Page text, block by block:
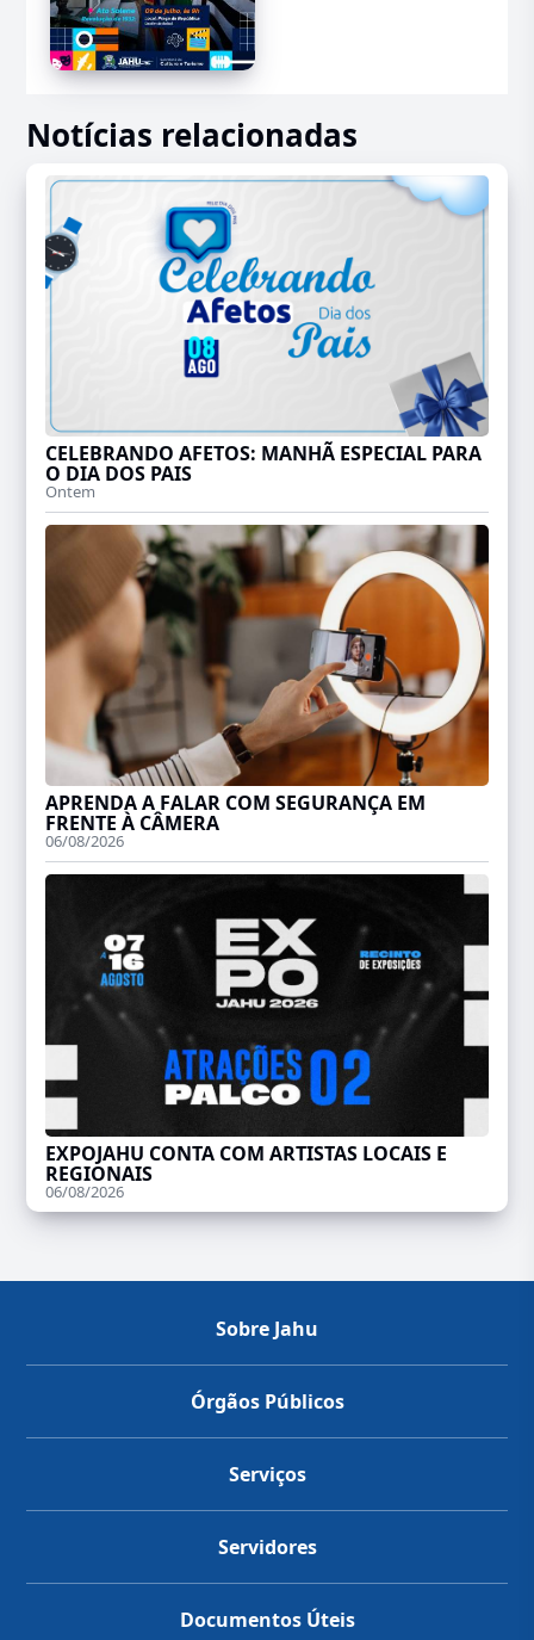
Notícias relacionadas
CELEBRANDO AFETOS: MANHÃ ESPECIAL PARA
O DIA DOS PAIS
Ontem
APRENDA A FALAR COM SEGURANÇA EM
FRENTE À CÂMERA
06/08/2026
EXPOJAHU CONTA COM ARTISTAS LOCAIS E
REGIONAIS
06/08/2026
Sobre Jahu
Órgãos Públicos
Serviços
Servidores
Documentos Úteis